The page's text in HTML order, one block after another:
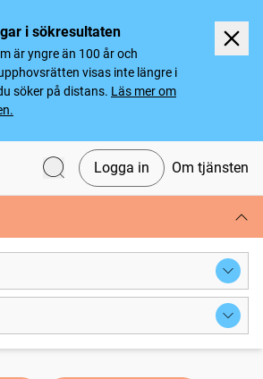
i sökresultaten
är yngre än 100 år och
visas inte längre i
söker på distans. Läs mer om
Logga in Om tjänsten